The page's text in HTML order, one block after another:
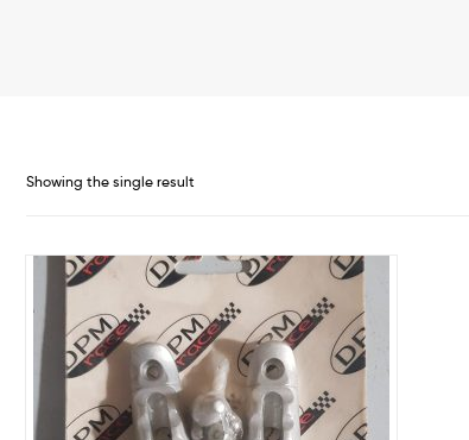
Showing the single result